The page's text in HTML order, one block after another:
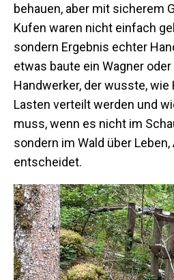
behauen, aber mit sicherem
Kufen waren nicht einfach
sondern Ergebnis echter
etwas baute ein Wagner
Handwerker, der wusste, wie
Lasten verteilt werden und
muss, wenn es nicht im
sondern im Wald über
entscheidet.